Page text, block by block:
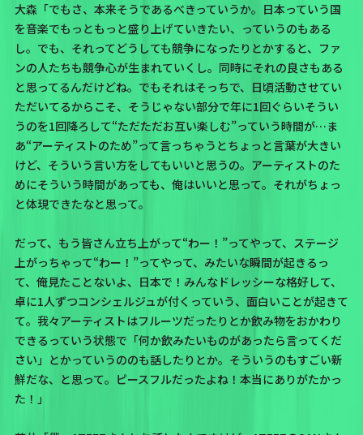
大森「でもさ、本来そうであるべきっていうか。日本っていう国
を音楽でもっともっと盛り上げていきたい、っていうのもある
し。でも、それってどうしても競争になったりとかすると、ファ
ンの人たちも競争心が生まれていくし。同時にそれの良さもある
と思ってるんだけどね。でもそれはそっちで、日頃活動させてい
ただいてるからこそ、そうじゃない部分で年に1回ぐらいそうい
うのを1回降ろして“ただただお互い楽しむ”っていう時間が…ま
あ“アーティストのため”って言っちゃうとちょっと言葉が大きい
けど、そういう言い方をしてもいいと思うの。アーティストのた
めにそういう時間があっても、俺はいいと思って。それがちょっ
と体現できたなと思って。
だって、もう皆さん立ち上がって“わー！”ってやって、ステージ
上がっちゃって“わー！”ってやって、みたいな瞬間が起きるっ
て、俺見たことないよ、日本で！みんなドレッシーな格好して、
卓に1人ずつコンシェルジュが付くっていう、面白いことが起きて
て。我々アーティストはフルーツだったりとか飲み物をおかわり
できるっていう状態で「何か飲みたいものがあったら言ってくだ
さい」とかっていうののも話したりとか。そういうのもすごい新
鮮だな、と思って。ピースフルだったよね！本当にありがたかっ
た！」